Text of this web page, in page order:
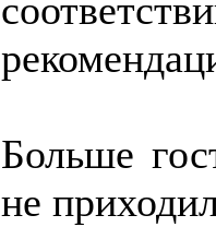
Больше
не